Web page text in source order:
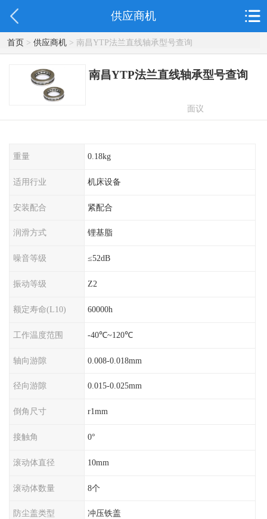
供应商机
首页> 供应商机> 南昌YTP法兰直线轴承型号查询
南昌YTP法兰直线轴承型号查询
面议
重量 0.18kg
适用行业 机床设备
安装配合 紧配合
润滑方式 锂基脂
噪音等级 ≤52dB
振动等级 Z2
额定寿命(L10) 60000h
工作温度范围 -40℃~120℃
轴向游隙 0.008-0.018mm
径向游隙 0.015-0.025mm
倒角尺寸 r1mm
接触角 0°
滚动体直径 10mm
滚动体数量 8个
防尘盖类型 冲压铁盖